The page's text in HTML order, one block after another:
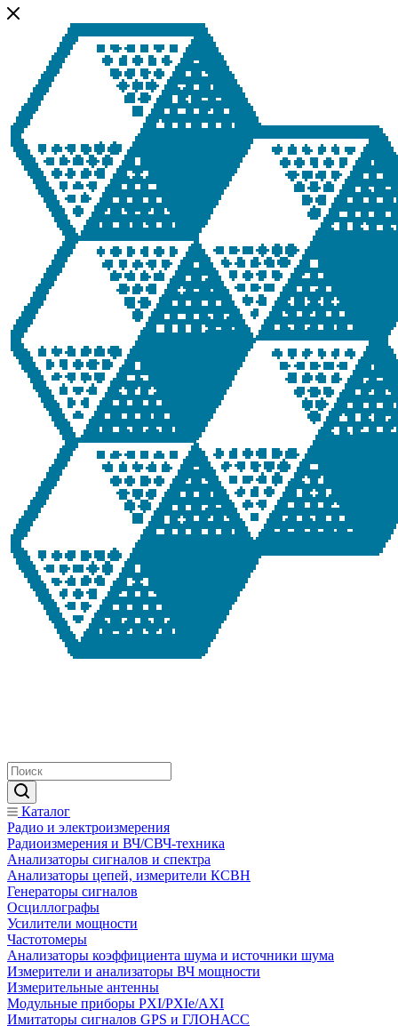
Каталог
Радио и электроизмерения
Радиоизмерения и ВЧ/СВЧ-техника
Анализаторы сигналов и спектра
Анализаторы цепей, измерители КСВН
Генераторы сигналов
Осциллографы
Усилители мощности
Частотомеры
Анализаторы коэффициента шума и источники шума
Измерители и анализаторы ВЧ мощности
Измерительные антенны
Модульные приборы PXI/PXIe/AXI
Имитаторы сигналов GPS и ГЛОНАСС